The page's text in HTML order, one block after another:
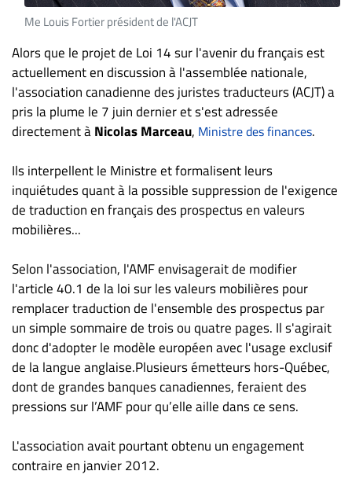
joindre
propos
Infolettre
S’abonner
FAQ
Politique de
confidentialité
Me Louis Fortier président de l'ACJT
Alors que le projet de Loi 14 sur l'avenir du français est
actuellement en discussion à l'assemblée nationale,
l'association canadienne des juristes traducteurs (ACJT) a
pris la plume le 7 juin dernier et s'est adressée
directement àNicolas Marceau, Ministre des finances.
Ils interpellent le Ministre et formalisent leurs
inquiétudes quant à la possible suppression de l'exigence
de traduction en français des prospectus en valeurs
mobilières...
Selon l'association, l'AMF envisagerait de modifier
l'article 40.1 de la loi sur les valeurs mobilières pour
remplacer traduction de l'ensemble des prospectus par
un simple sommaire de trois ou quatre pages. Il s'agirait
donc d'adopter le modèle européen avec l'usage exclusif
de la langue anglaise.Plusieurs émetteurs hors-Québec,
dont de grandes banques canadiennes, feraient des
pressions sur l’AMF pour qu’elle aille dans ce sens.
L'association avait pourtant obtenu un engagement
contraire en janvier 2012.